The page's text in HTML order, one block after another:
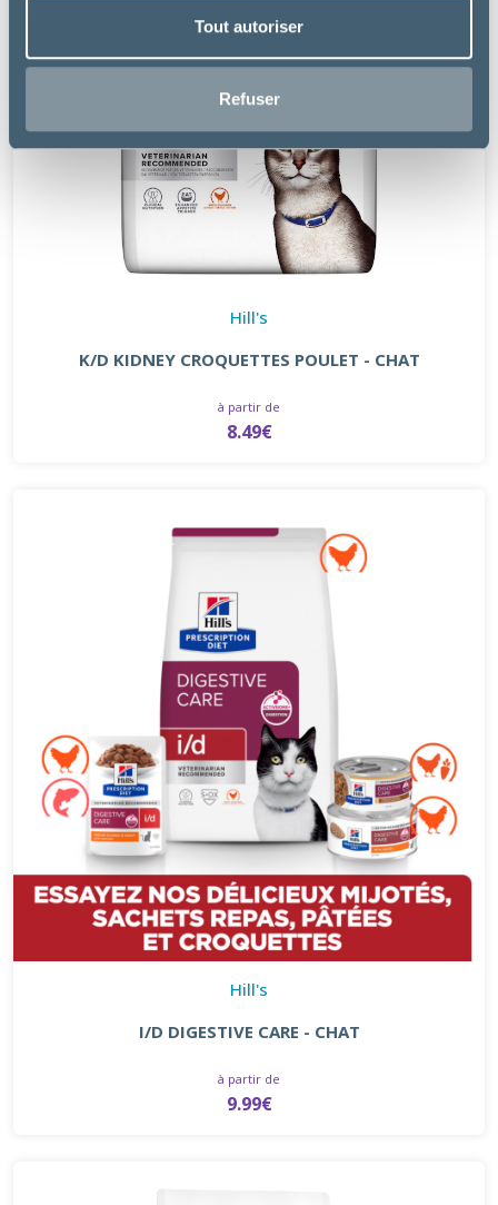
Tout autoriser
Refuser
Hill's
K/D KIDNEY CROQUETTES POULET - CHAT
à partir de
8.49€
Hill's
I/D DIGESTIVE CARE - CHAT
à partir de
9.99€